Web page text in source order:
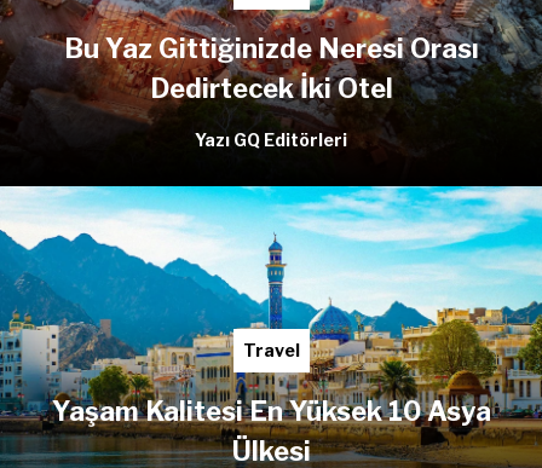
Bu Yaz Gittiğinizde Neresi Orası
Dedirtecek İki Otel
Yazı GQ Editörleri
Travel
Yaşam Kalitesi En Yüksek 10 Asya
Ülkesi